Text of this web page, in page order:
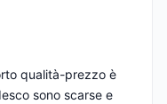
qualità-prezzo è
sono scarse e